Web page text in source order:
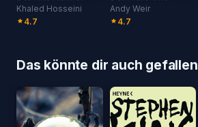
Khaled Hosseini
4.7
Andy Weir
4.7
Das könnte dir auch gefallen